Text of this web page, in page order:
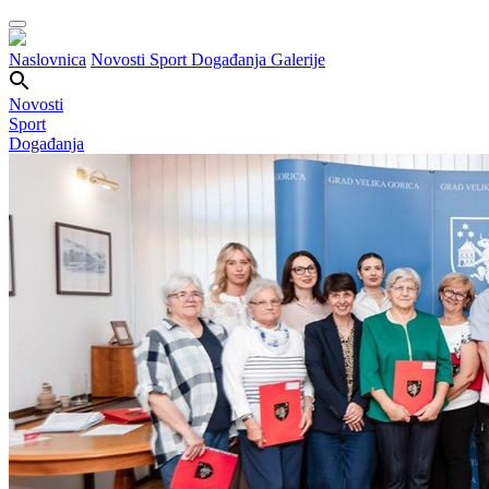
Naslovnica Novosti Sport Događanja Galerije
Novosti
Sport
Događanja